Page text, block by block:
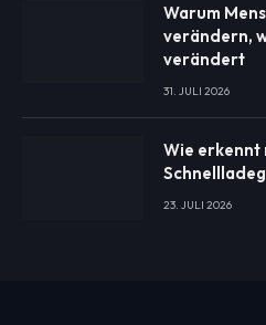
Warum
verändern,
verändert
31. JULI 2026
Wie erkennt
23. JULI 2026